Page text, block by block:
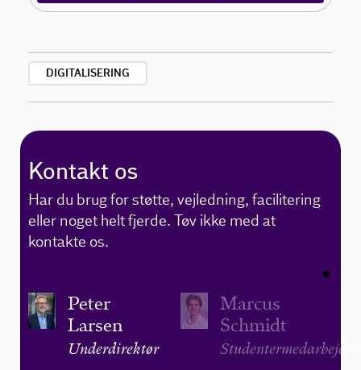
DIGITALISERING
Kontakt os
Har du brug for støtte, vejledning, facilitering
eller noget helt fjerde. Tøv ikke med at
kontakte os.
Peter
Larsen
Underdirektør
Marcus
Schmidt
Studentermedarbejder